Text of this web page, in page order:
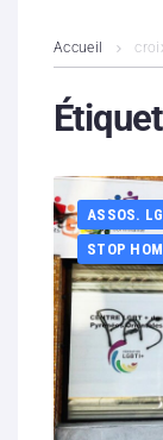
Contenus litigieux
Boutique
Partenaires
Contacts
Hébergement
Accueil
ASSOS.
STOP